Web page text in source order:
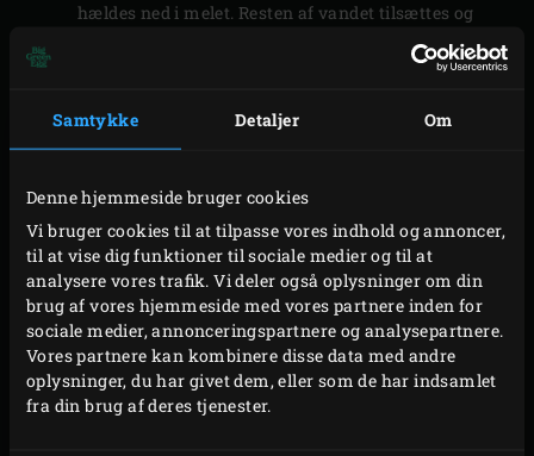
Samtykke Detaljer Om
Denne hjemmeside bruger cookies
Vi bruger cookies til at tilpasse vores indhold og annoncer,
til at vise dig funktioner til sociale medier og til at
analysere vores trafik. Vi deler også oplysninger om din
brug af vores hjemmeside med vores partnere inden for
sociale medier, annonceringspartnere og analysepartnere.
Vores partnere kan kombinere disse data med andre
oplysninger, du har givet dem, eller som de har indsamlet
fra din brug af deres tjenester.
hældes ned i melet. Resten af vandet tilsættes og
olivenolien og sukkeret iblandes. Dejen æltes nu
godt i mindst 5 minutter. Det nemmeste er at ælte
dejen i en mixer eller køkkenmaskine.
Dejen lægges på køkkenbordspladen og æltes godt
dejen til en dejlig kugle, og læg den i skålen. Skålen
dækkes til med et rent, fugtigt viskestykke og dejen
stilles til hævning i 2 timer.
Til toppingen blandes det hvide peber og saltet efter
smag i cremefraichen. Cherrytomaterne skæres i
halvdele og tunfileten skæres i tynde skiver.
Wasabipastaen blandes i mayonnaisen. Disse